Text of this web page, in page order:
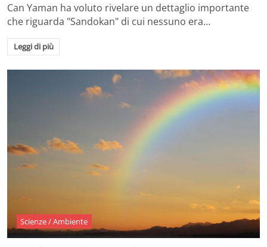
Can Yaman ha voluto rivelare un dettaglio importante
che riguarda "Sandokan" di cui nessuno era…
Leggi di più
Scienze / Ambiente